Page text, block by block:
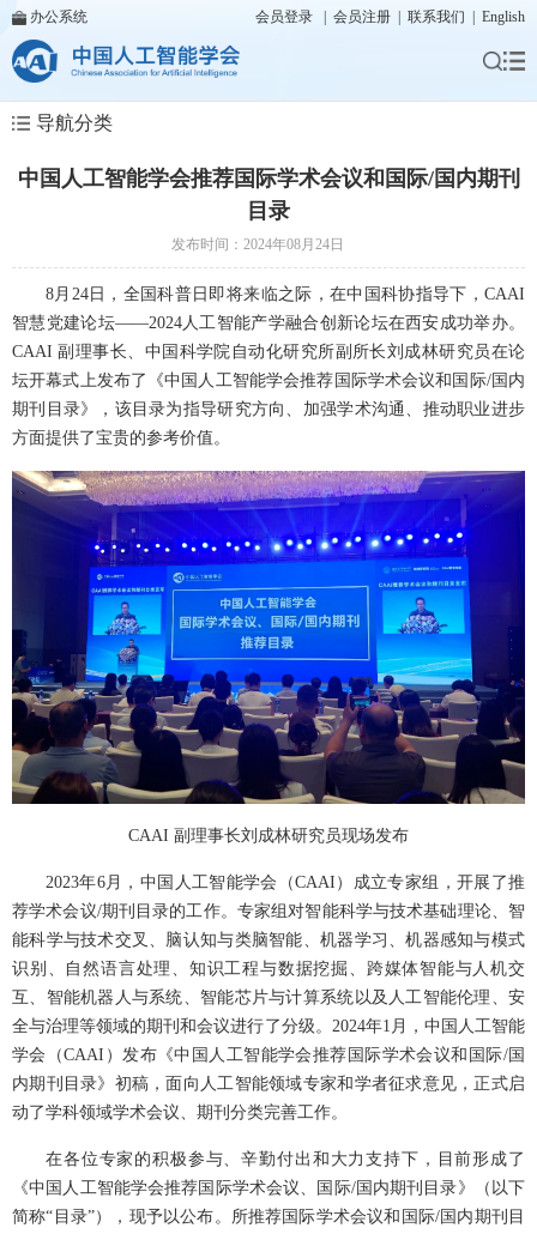
办公系统 会员登录 会员注册 联系我们 English
导航分类
中国人工智能学会推荐国际学术会议和国际/国内期刊
目录
发布时间：2024年08月24日
8月24日，全国科普日即将来临之际，在中国科协指导下，CAAI
智慧党建论坛——2024人工智能产学融合创新论坛在西安成功举办。
CAAI 副理事长、中国科学院自动化研究所副所长刘成林研究员在论
坛开幕式上发布了《中国人工智能学会推荐国际学术会议和国际/国内
期刊目录》，该目录为指导研究方向、加强学术沟通、推动职业进步
方面提供了宝贵的参考价值。
CAAI 副理事长刘成林研究员现场发布
2023年6月，中国人工智能学会（CAAI）成立专家组，开展了推
荐学术会议/期刊目录的工作。专家组对智能科学与技术基础理论、智
能科学与技术交叉、脑认知与类脑智能、机器学习、机器感知与模式
识别、自然语言处理、知识工程与数据挖掘、跨媒体智能与人机交
互、智能机器人与系统、智能芯片与计算系统以及人工智能伦理、安
全与治理等领域的期刊和会议进行了分级。2024年1月，中国人工智能
学会（CAAI）发布《中国人工智能学会推荐国际学术会议和国际/国
内期刊目录》初稿，面向人工智能领域专家和学者征求意见，正式启
动了学科领域学术会议、期刊分类完善工作。
在各位专家的积极参与、辛勤付出和大力支持下，目前形成了
《中国人工智能学会推荐国际学术会议、国际/国内期刊目录》（以下
简称“目录”），现予以公布。所推荐国际学术会议和国际/国内期刊目